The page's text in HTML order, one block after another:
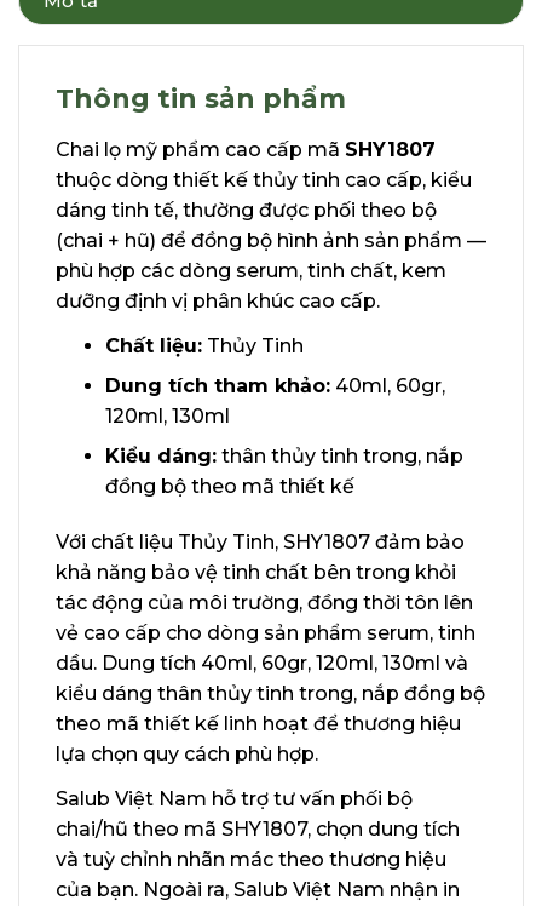
Thông tin sản phẩm
Chai lọ mỹ phẩm cao cấp mã SHY1807
thuộc dòng thiết kế thủy tinh cao cấp, kiểu
dáng tinh tế, thường được phối theo bộ
(chai + hũ) để đồng bộ hình ảnh sản phẩm —
phù hợp các dòng serum, tinh chất, kem
dưỡng định vị phân khúc cao cấp.
Chất liệu:Thủy Tinh
Dung tích tham khảo:40ml, 60gr,
120ml, 130ml
Kiểu dáng:thân thủy tinh trong, nắp
đồng bộ theo mã thiết kế
Với chất liệu Thủy Tinh, SHY1807 đảm bảo
khả năng bảo vệ tinh chất bên trong khỏi
tác động của môi trường, đồng thời tôn lên
vẻ cao cấp cho dòng sản phẩm serum, tinh
dầu. Dung tích 40ml, 60gr, 120ml, 130ml và
kiểu dáng thân thủy tinh trong, nắp đồng bộ
theo mã thiết kế linh hoạt để thương hiệu
lựa chọn quy cách phù hợp.
Salub Việt Nam hỗ trợ tư vấn phối bộ
chai/hũ theo mã SHY1807, chọn dung tích
và tuỳ chỉnh nhãn mác theo thương hiệu
của bạn. Ngoài ra, Salub Việt Nam nhận in